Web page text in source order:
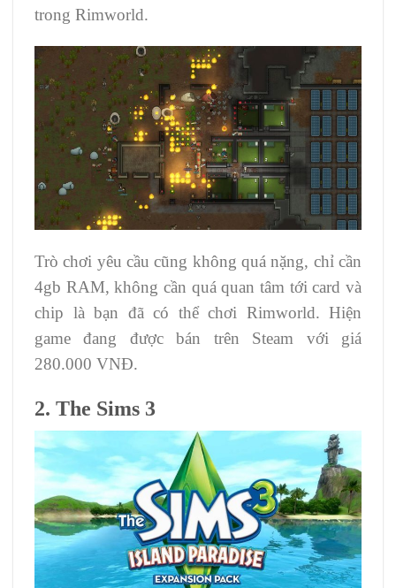
trong Rimworld.
Trò chơi yêu cầu cũng không quá nặng, chỉ cần
4gb RAM, không cần quá quan tâm tới card và
chip là bạn đã có thể chơi Rimworld. Hiện
game đang được bán trên Steam với giá
280.000 VNĐ.
2. The Sims 3